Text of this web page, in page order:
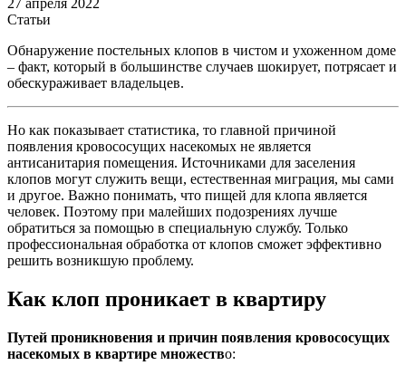
Статьи
Обнаружение постельных клопов в чистом и ухоженном доме
– факт, который в большинстве случаев шокирует, потрясает и
обескураживает владельцев.
Но как показывает статистика, то главной причиной
появления кровососущих насекомых не является
антисанитария помещения. Источниками для заселения
клопов могут служить вещи, естественная миграция, мы сами
и другое. Важно понимать, что пищей для клопа является
человек. Поэтому при малейших подозрениях лучше
обратиться за помощью в специальную службу. Только
профессиональная обработка от клопов сможет эффективно
решить возникшую проблему.
Как клоп проникает в квартиру
Путей проникновения и причин появления кровососущих
насекомых в квартире множество: